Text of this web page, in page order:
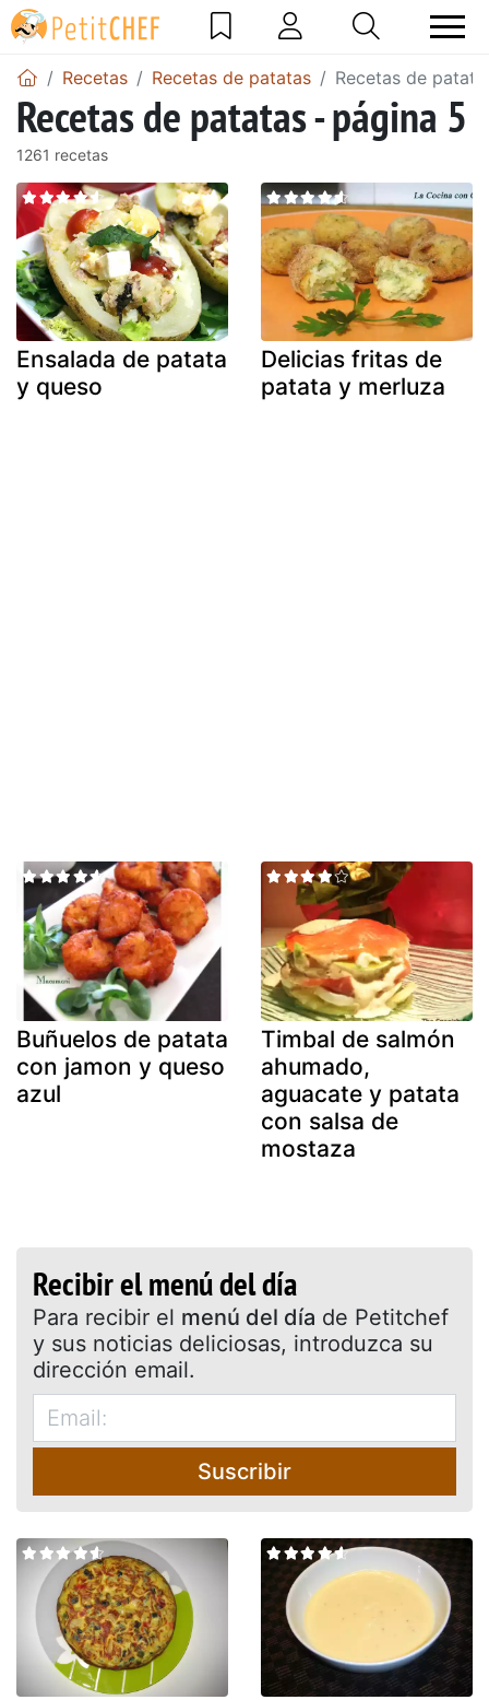
Recetas Recetas de patatas Recetas de
Recetas de patatas - página 5
1261 recetas
Ensalada de patata
y queso
Delicias fritas de
patata y merluza
Buñuelos de patata
con jamon y queso
azul
Timbal de salmón
ahumado,
aguacate y patata
con salsa de
mostaza
Recibir el menú del día
Para recibir el menú del día de Petitchef
y sus noticias deliciosas, introduzca su
dirección email.
Suscribir